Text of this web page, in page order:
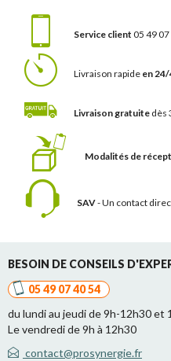
Service client 05 49
Livraison rapide en
Livraison gratuite dès
Modalités de
SAV- Un contact
BESOIN DE CONSEILS
05 49 07 40 54
du lundi au jeudi de 9h-12h30 et
Le vendredi de 9h à 12h30
contact@prosynergie.fr